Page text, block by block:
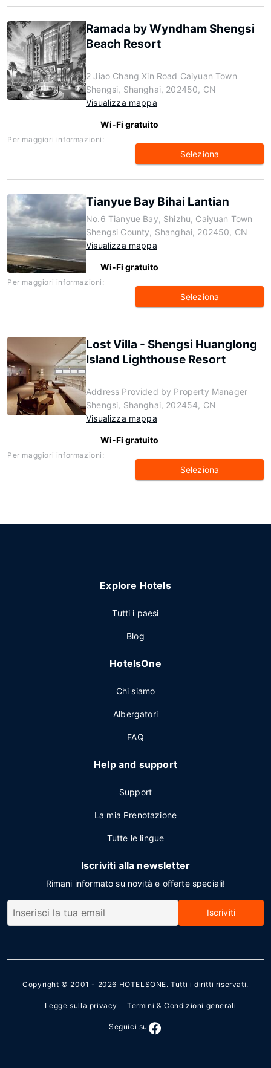
Ramada by Wyndham Shengsi
Beach Resort
2 Jiao Chang Xin Road Caiyuan Town
Shengsi, Shanghai, 202450, CN
Visualizza mappa
Wi-Fi gratuito
Per maggiori informazioni:
Seleziona
Tianyue Bay Bihai Lantian
No.6 Tianyue Bay, Shizhu, Caiyuan Town
Shengsi County, Shanghai, 202450, CN
Visualizza mappa
Wi-Fi gratuito
Per maggiori informazioni:
Seleziona
Lost Villa - Shengsi Huanglong
Island Lighthouse Resort
Address Provided by Property Manager
Shengsi, Shanghai, 202454, CN
Visualizza mappa
Wi-Fi gratuito
Per maggiori informazioni:
Seleziona
Explore Hotels
Tutti i paesi
Blog
HotelsOne
Chi siamo
Albergatori
FAQ
Help and support
Support
La mia Prenotazione
Tutte le lingue
Iscriviti alla newsletter
Rimani informato su novità e offerte speciali!
Iscriviti
Copyright © 2001 - 2026 HOTELSONE. Tutti i diritti riservati.
Legge sulla privacy Termini & Condizioni generali
Seguici su